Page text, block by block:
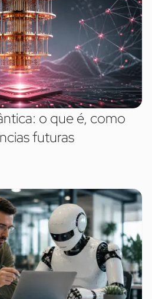
o que é, como
futuras